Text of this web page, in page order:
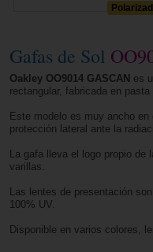
Gafas de Sol
Oakley OO9014 GASCAN es
rectangular, fabricada en
Este modelo es muy ancho
protección lateral ante la
La gafa lleva el logo propio de
varillas.
Las lentes de presentación
100% UV.
Disponible en varios colores,